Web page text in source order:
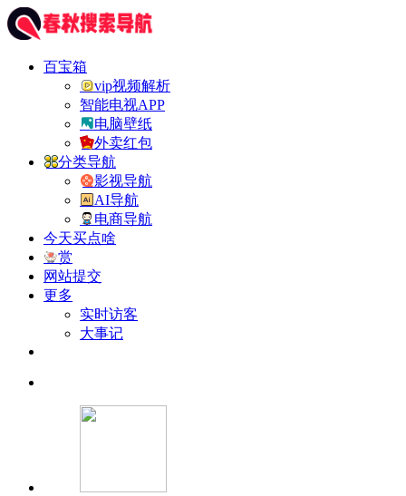
百宝箱
vip视频解析
智能电视APP
电脑壁纸
外卖红包
分类导航
影视导航
AI导航
电商导航
今天买点啥
赏
网站提交
更多
实时访客
大事记